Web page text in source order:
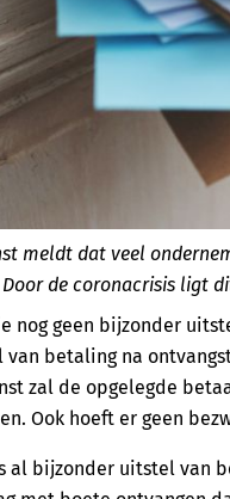
meldt dat veel
Door de coronacrisis ligt
nog geen bijzonder
betaling na
zal de opgelegde
Ook hoeft er geen
al bijzonder uitstel van